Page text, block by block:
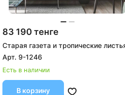
83 190 тенге
Старая газета и тропические
Арт. 9-1246
Есть в наличии
В корзину